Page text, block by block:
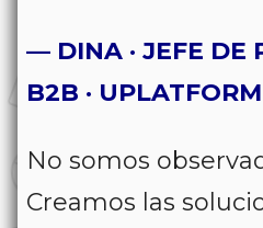
— DINA · JEFE DE
B2B · UPLATFORM
No somos
Creamos las